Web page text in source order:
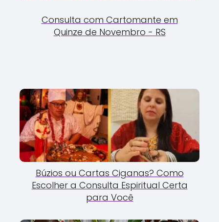
Consulta com Cartomante em
Quinze de Novembro - RS
Búzios ou Cartas Ciganas? Como
Escolher a Consulta Espiritual Certa
para Você